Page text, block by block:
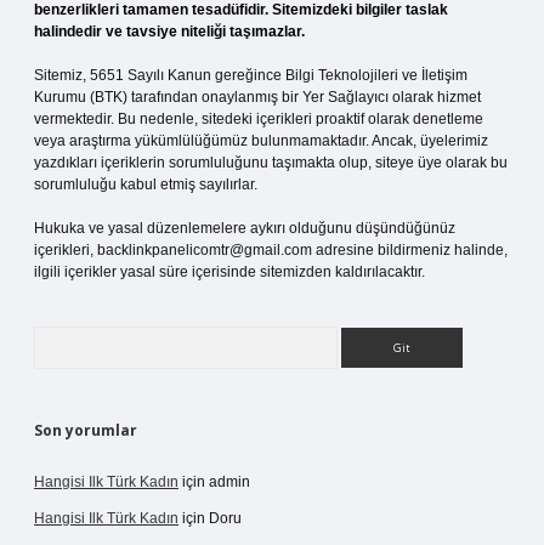
benzerlikleri tamamen tesadüfidir. Sitemizdeki bilgiler taslak
halindedir ve tavsiye niteliği taşımazlar.
Sitemiz, 5651 Sayılı Kanun gereğince Bilgi Teknolojileri ve İletişim
Kurumu (BTK) tarafından onaylanmış bir Yer Sağlayıcı olarak hizmet
vermektedir. Bu nedenle, sitedeki içerikleri proaktif olarak denetleme
veya araştırma yükümlülüğümüz bulunmamaktadır. Ancak, üyelerimiz
yazdıkları içeriklerin sorumluluğunu taşımakta olup, siteye üye olarak bu
sorumluluğu kabul etmiş sayılırlar.
Hukuka ve yasal düzenlemelere aykırı olduğunu düşündüğünüz
içerikleri, backlinkpanelicomtr@gmail.com adresine bildirmeniz halinde,
ilgili içerikler yasal süre içerisinde sitemizden kaldırılacaktır.
Son yorumlar
Hangisi Ilk Türk Kadın için admin
Hangisi Ilk Türk Kadın için Doru